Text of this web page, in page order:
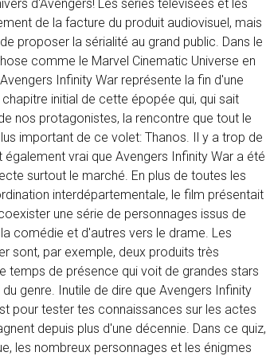
d'Avengers! Les séries télévisées et les
de la facture du produit audiovisuel, mais
proposer la sérialité au grand public. Dans le
comme le Marvel Cinematic Universe en
Infinity War représente la fin d'une
initial de cette épopée qui, qui sait
nos protagonistes, la rencontre que tout le
important de ce volet: Thanos. Il y a trop de
vrai que Avengers Infinity War a été
surtout le marché. En plus de toutes les
interdépartementale, le film présentait
une série de personnages issus de
comédie et d'autres vers le drame. Les
sont, par exemple, deux produits très
temps de présence qui voit de grandes stars
genre. Inutile de dire que Avengers Infinity
pour tester tes connaissances sur les actes
depuis plus d'une décennie. Dans ce quiz,
les nombreux personnages et les énigmes